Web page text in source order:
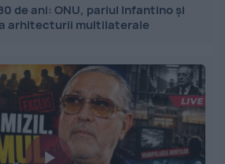
de ani: ONU, pariul Infantino și
arhitecturii multilaterale